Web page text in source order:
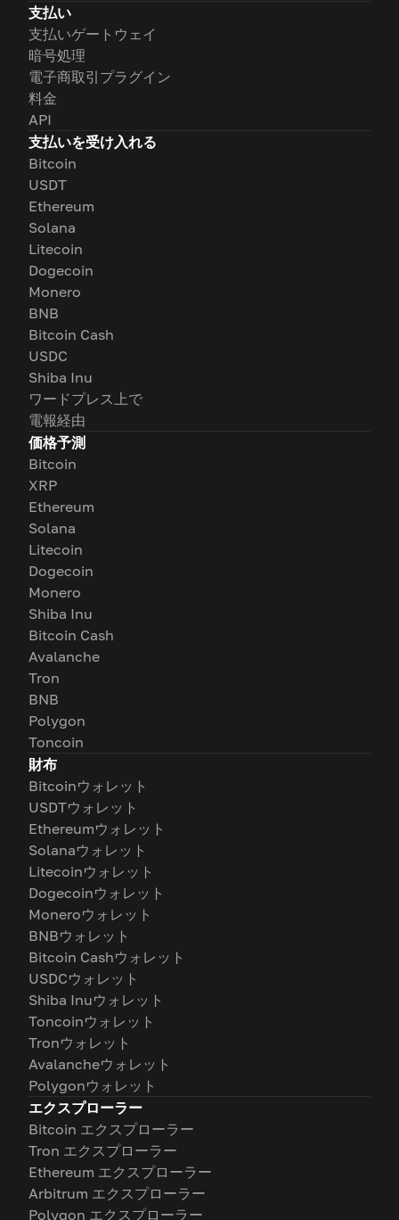
支払い
支払いゲートウェイ
暗号処理
電子商取引プラグイン
料金
API
支払いを受け入れる
Bitcoin
USDT
Ethereum
Solana
Litecoin
Dogecoin
Monero
BNB
Bitcoin Cash
USDC
Shiba Inu
ワードプレス上で
電報経由
価格予測
Bitcoin
XRP
Ethereum
Solana
Litecoin
Dogecoin
Monero
Shiba Inu
Bitcoin Cash
Avalanche
Tron
BNB
Polygon
Toncoin
財布
Bitcoinウォレット
USDTウォレット
Ethereumウォレット
Solanaウォレット
Litecoinウォレット
Dogecoinウォレット
Moneroウォレット
BNBウォレット
Bitcoin Cashウォレット
USDCウォレット
Shiba Inuウォレット
Toncoinウォレット
Tronウォレット
Avalancheウォレット
Polygonウォレット
エクスプローラー
Bitcoin エクスプローラー
Tron エクスプローラー
Ethereum エクスプローラー
Arbitrum エクスプローラー
Polygon エクスプローラー